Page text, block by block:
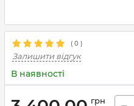
( 0 )
Залишити відгук
В наявності
грн